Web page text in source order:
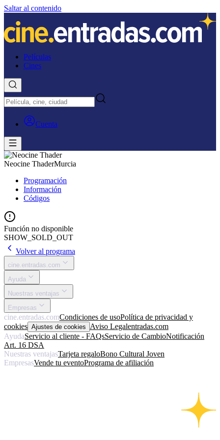
Saltar al contenido
Películas
Cines
Cuenta
Neocine ThaderMurcia
Programación
Información
Códigos
Función no disponible
SHOW_SOLD_OUT
Volver al programa
cine.entradas.com
Ayuda
Nuestras ventajas
Empresas
cine.entradas.comCondiciones de usoPolítica de privacidad y
cookies Ajustes de cookies Aviso Legalentradas.com
AyudaServicio al cliente - FAQsServicio de CambioNotificación
Art. 16 DSA
Nuestras ventajasTarjeta regaloBono Cultural Joven
EmpresasVende tu eventoPrograma de afiliación